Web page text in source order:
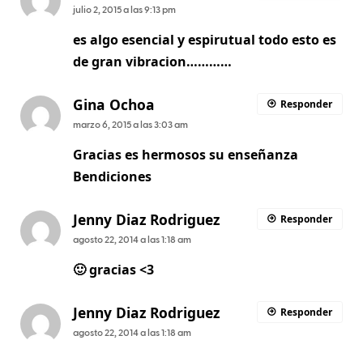
julio 2, 2015 a las 9:13 pm
es algo esencial y espirutual todo esto es
de gran vibracion…………
Gina Ochoa
marzo 6, 2015 a las 3:03 am
Gracias es hermosos su enseñanza
Bendiciones
Responder
Jenny Diaz Rodriguez
agosto 22, 2014 a las 1:18 am
🙂 gracias <3
Responder
Jenny Diaz Rodriguez
agosto 22, 2014 a las 1:18 am
Responder